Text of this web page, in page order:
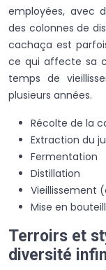
employées, avec
des colonnes de
cachaça est
ce qui affecte sa
temps de
plusieurs années.
Récolte de la
Extraction du
Fermentation
Distillation
Vieillissement
Mise en
Terroirs et
diversité